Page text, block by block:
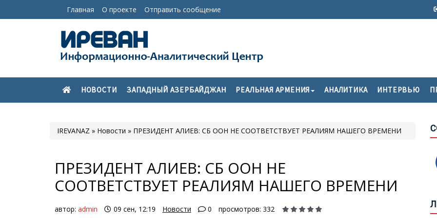
Главная О проекте Отправить сообщение
НОВОСТИ ЗАПАДНЫЙ АЗЕРБАЙДЖАН РЕАЛЬНАЯ АРМЕНИЯ АНАЛИТИКА ИНТЕРВЬЮ
IREVANAZ » Новости » ПРЕЗИДЕНТ АЛИЕВ: СБ ООН НЕ СООТВЕТСТВУЕТ РЕАЛИЯМ НАШЕГО ВРЕМЕНИ
ПРЕЗИДЕНТ АЛИЕВ: СБ ООН НЕ
СООТВЕТСТВУЕТ РЕАЛИЯМ НАШЕГО ВРЕМЕНИ
автор: admin 09 сен, 12:19 Новости 0 просмотров: 332